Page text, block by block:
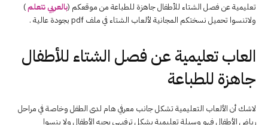
تعليمية عن فصل الشتاء للأطفال جاهزة للطباعة من موقعكم (بالعربي نتعلم)
ولاتنسوا تحميل نسختكم المجانية لألعاب الشتاء في ملف pdf بجودة عالية .
العاب تعليمية عن فصل الشتاء للأطفال
جاهزة للطباعة
لاشك أن الألعاب التعليمية تشكل جانب معرفي هام لدى الطفل وخاصة في مراحل
رياض الأطفال فهو وسيلة تعليمية بشكل ترفيهي يحبه الأطفال ولا ينسوا